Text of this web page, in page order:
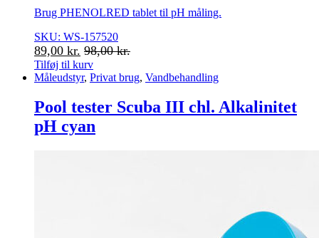
Brug PHENOLRED tablet til pH måling.
SKU: WS-157520
89,00 kr. 98,00kr.
Tilføj til kurv
Måleudstyr, Privat brug, Vandbehandling
Pool tester Scuba III chl. Alkalinitet
pH cyan